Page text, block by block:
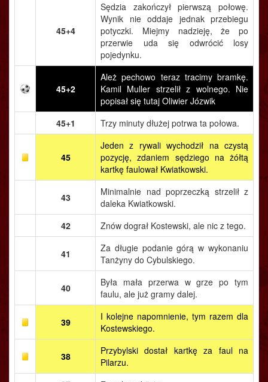
45+4
Sędzia zakończył pierwszą połowę.
Wynik nie oddaje jednak przebiegu
potyczki. Miejmy nadzieję, że po
przerwie uda się odwrócić losy
pojedynku.
45+2
Ależ pechowo teraz tracimy bramkę.
Kamil Muller strzelił z wolnego. Nie
popisał się tutaj Oliwier Józwik
45+1
Trzy minuty dłużej potrwa ta połowa.
45
Jeden z rywali wychodził na czystą
pozycję, zdaniem sędziego na żółtą
kartkę faulował Kwiatkowski.
43
Minimalnie nad poprzeczką strzelił z
daleka Kwiatkowski.
42
Znów dograł Kostewski, ale nic z tego.
41
Za długie podanie górą w wykonaniu
Tanżyny do Cybulskiego.
40
Była mała przerwa w grze po tym
faulu, ale już gramy dalej.
39
I kolejne napomnienie, tym razem dla
Kostewskiego.
38
Przybylski dostał kartkę za faul na
Pilarzu.